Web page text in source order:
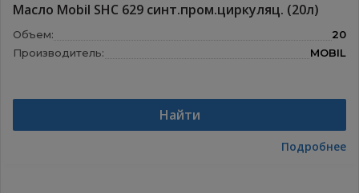
Масло Mobil SHC 629 синт.пром.циркуляц. (20л)
Объем:
20
Производитель:
MOBIL
Найти
Подробнее